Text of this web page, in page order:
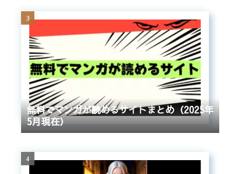
無料でマンガが読めるサイトまとめ（2025年
5月現在）